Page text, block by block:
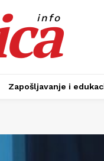
info
Zapošljavanje i